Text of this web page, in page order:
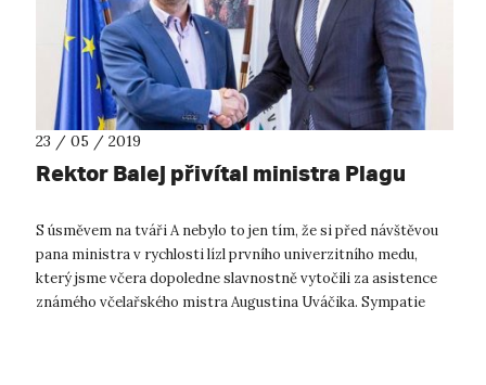
23 / 05 / 2019
Rektor Balej přivítal ministra Plagu
S úsměvem na tváři A nebylo to jen tím, že si před návštěvou
pana ministra v rychlosti lízl prvního univerzitního medu,
který jsme včera dopoledne slavnostně vytočili za asistence
známého včelařského mistra Augustina Uváčika. Sympatie